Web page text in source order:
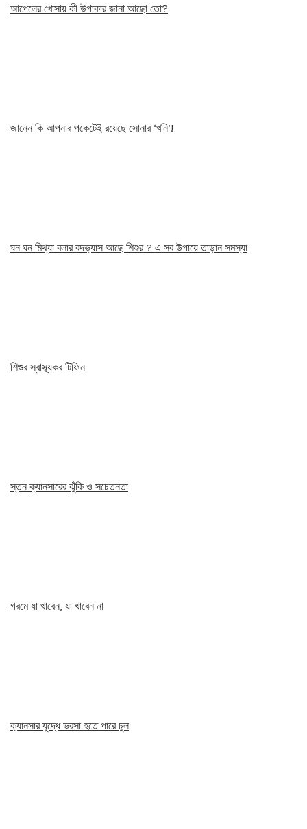
আপেলের খোসায় কী উপাকার জানা আছো তো?
জানেন কি আপনার পকেটেই রয়েছে সোনার ‘খনি’!
ঘন ঘন মিথ্যা বলার বদভ্যাস আছে শিশুর ? এ সব উপায়ে তাড়ান সমস্যা
শিশুর স্বাস্থ্যকর টিফিন
স্তন ক্যানসারের ঝুঁকি ও সচেতনতা
গরমে যা খাবেন, যা খাবেন না
ক্যানসার যুদ্ধে ভরসা হতে পারে চুল